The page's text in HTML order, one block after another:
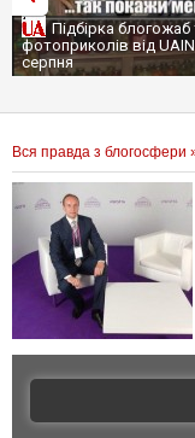
Підбірка блогожаб
фотоприколів від
серпня
Вся правда з блогосфери